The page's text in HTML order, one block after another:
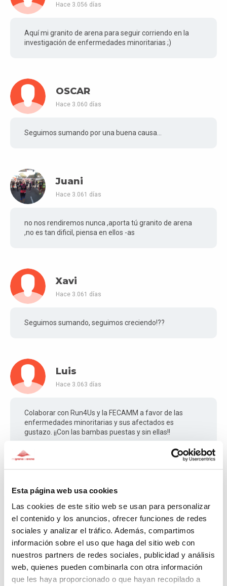
Esta página web usa cookies
Las cookies de este sitio web se usan para personalizar
el contenido y los anuncios, ofrecer funciones de redes
sociales y analizar el tráfico. Además, compartimos
información sobre el uso que haga del sitio web con
nuestros partners de redes sociales, publicidad y análisis
web, quienes pueden combinarla con otra información
que les haya proporcionado o que hayan recopilado a
Hace 3.056 días
Aquí mi granito de arena para seguir corriendo en la
investigación de enfermedades minoritarias ;)
OSCAR
Hace 3.060 días
Seguimos sumando por una buena causa...
Juani
Hace 3.061 días
no nos rendiremos nunca ,aporta tú granito de arena
,no es tan dificil, piensa en ellos -as
Xavi
Hace 3.061 días
Seguimos sumando, seguimos creciendo!??
Luis
Hace 3.063 días
Colaborar con Run4Us y la FECAMM a favor de las
enfermedades minoritarias y sus afectados es
gustazo. ¡¡Con las bambas puestas y sin ellas!!
Hace 3.069 días
Quiero aportar mi granito de arena a la familia RUN4US.
Actualmente mi causa de este mes de Marzo de mi
proyecto. "12 Maratones 12 Meses 12 Causas"
Donde cada mes estoy dando eco a una causa solidaria.